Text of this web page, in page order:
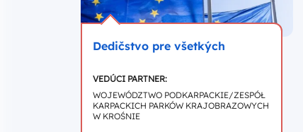
Dedičstvo pre všetkých
VEDÚCI PARTNER:
WOJEWÓDZTWO PODKARPACKIE/ZESPÓŁ
KARPACKICH PARKÓW KRAJOBRAZOWYCH
W KROŚNIE